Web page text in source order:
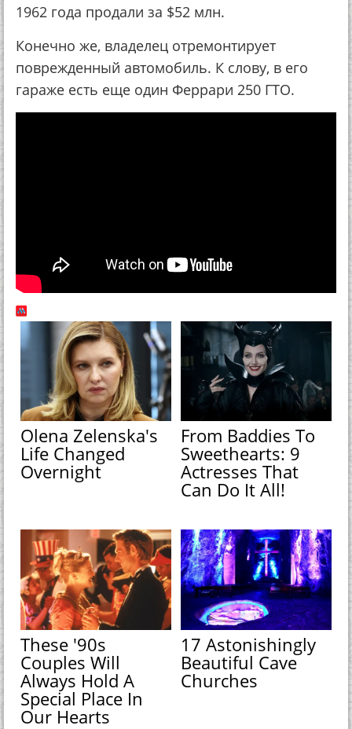
1962 года продали за $52 млн.
Конечно же, владелец отремонтирует
поврежденный автомобиль. К слову, в его
гараже есть еще один Феррари 250 ГТО.
Olena Zelenska's
Life Changed
Overnight
From Baddies To
Sweethearts: 9
Actresses That
Can Do It All!
These '90s
Couples Will
Always Hold A
Special Place In
Our Hearts
17 Astonishingly
Beautiful Cave
Churches